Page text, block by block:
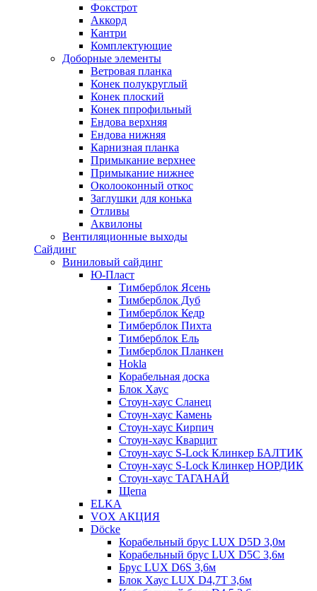
Фокстрот
Аккорд
Кантри
Комплектующие
Доборные элементы
Ветровая планка
Конек полукруглый
Конек плоский
Конек ппрофильный
Ендова верхняя
Ендова нижняя
Карнизная планка
Примыкание верхнее
Примыкание нижнее
Околооконный откос
Заглушки для конька
Отливы
Аквилоны
Вентиляционные выходы
Сайдинг
Виниловый сайдинг
Ю-Пласт
Тимберблок Ясень
Тимберблок Дуб
Тимберблок Кедр
Тимберблок Пихта
Тимберблок Ель
Тимберблок Планкен
Hokla
Корабельная доска
Блок Хаус
Стоун-хаус Сланец
Стоун-хаус Камень
Стоун-хаус Кирпич
Стоун-хаус Кварцит
Стоун-хаус S-Lock Клинкер БАЛТИК
Стоун-хаус S-Lock Клинкер НОРДИК
Стоун-хаус ТАГАНАЙ
Щепа
ELKA
VOX АКЦИЯ
Döcke
Корабельный брус LUX D5D 3,0м
Корабельный брус LUX D5C 3,6м
Брус LUX D6S 3,6м
Блок Хаус LUX D4,7T 3,6м